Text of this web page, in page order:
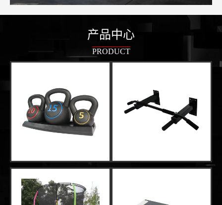
产品中心
PRODUCT